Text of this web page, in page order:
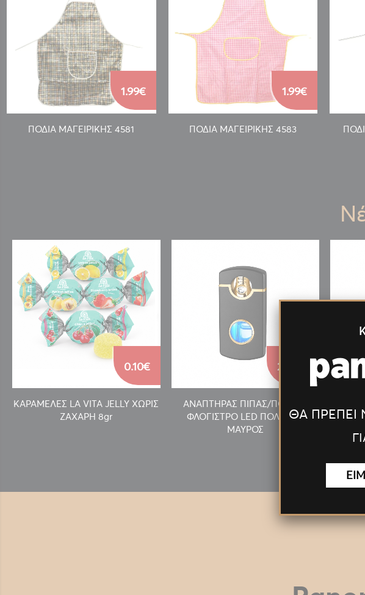
ΠΟΔΙΑ ΜΑΓΕΙΡΙΚΗΣ 4581
1.99€
ΠΟΔΙΑ ΜΑΓΕΙΡΙΚΗΣ 4583
1.99€
ΚΑΡΑΜΕΛΕΣ LA VITA JELLY ΧΩΡΙΣ
ΖΑΧΑΡΗ 8gr
0.10€
ΑΝΑΠΤΗΡΑΣ ΠΙΠΑΣ/ΠΟΥΡΟΥ
ΦΛΟΓΙΣΤΡΟ LED ΠΟΛΥΤΕΛ.
ΜΑΥΡΟΣ
27.55€
ΘΑ ΠΡΕΠΕΙ